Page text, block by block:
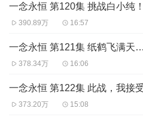
一念永恒 第120集 挑战白小纯！
390.89万 16:57
一念永恒 第121集 纸鹤飞满
378.34万 16:06
一念永恒 第122集 此战，我接受
373.20万 15:08